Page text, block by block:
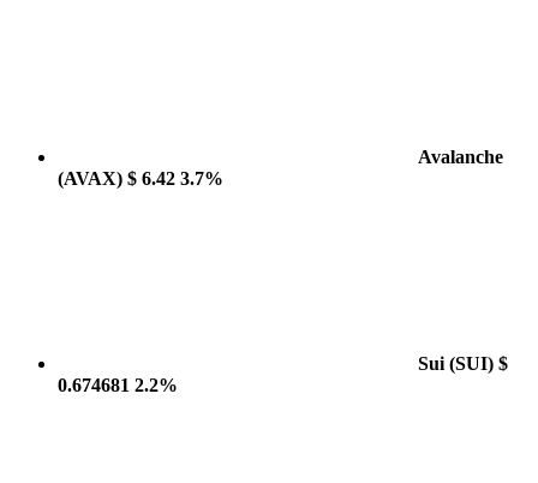
Avalanche
(AVAX) $ 6.42 3.7%
Sui (SUI) $
0.674681 2.2%